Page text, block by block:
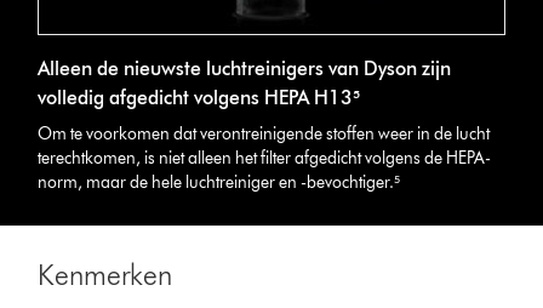
Alleen de nieuwste luchtreinigers van Dyson zijn
volledig afgedicht volgens HEPA H13⁵
Om te voorkomen dat verontreinigende stoffen weer in de lucht
terechtkomen, is niet alleen het filter afgedicht volgens de HEPA-
norm, maar de hele luchtreiniger en -bevochtiger.⁵
Kenmerken